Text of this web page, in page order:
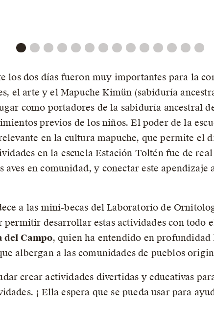
los dos días fueron muy importantes para la
el arte y el Mapuche Kimün (sabiduría
como portadores de la sabiduría ancestral
previos de los niños. El poder de la
en la cultura mapuche, que permite el
en la escuela Estación Toltén fue de
aves en comunidad, y conectar este
a las mini-becas del Laboratorio de
permitir desarrollar estas actividades con todo
del Campo, quien ha entendido en
albergan a las comunidades de pueblos
crear actividades divertidas y educativas
¡ Ella espera que se pueda usar para